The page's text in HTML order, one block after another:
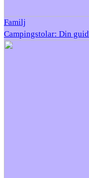
Familj
Campingstolar: Din